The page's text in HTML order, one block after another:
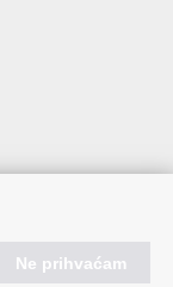
Ne prihvaćam